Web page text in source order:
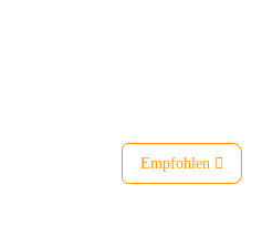
Empfohlen